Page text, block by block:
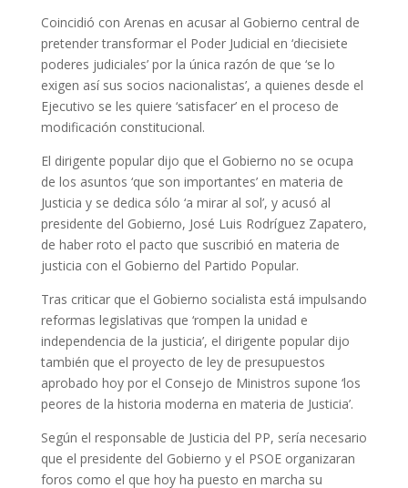
Coincidió con Arenas en acusar al Gobierno central de
pretender transformar el Poder Judicial en ‘diecisiete
poderes judiciales’ por la única razón de que ‘se lo
exigen así sus socios nacionalistas’, a quienes desde el
Ejecutivo se les quiere ‘satisfacer’ en el proceso de
modificación constitucional.
El dirigente popular dijo que el Gobierno no se ocupa
de los asuntos ‘que son importantes’ en materia de
Justicia y se dedica sólo ‘a mirar al sol’, y acusó al
presidente del Gobierno, José Luis Rodríguez Zapatero,
de haber roto el pacto que suscribió en materia de
justicia con el Gobierno del Partido Popular.
Tras criticar que el Gobierno socialista está impulsando
reformas legislativas que ‘rompen la unidad e
independencia de la justicia’, el dirigente popular dijo
también que el proyecto de ley de presupuestos
aprobado hoy por el Consejo de Ministros supone ‘los
peores de la historia moderna en materia de Justicia’.
Según el responsable de Justicia del PP, sería necesario
que el presidente del Gobierno y el PSOE organizaran
foros como el que hoy ha puesto en marcha su